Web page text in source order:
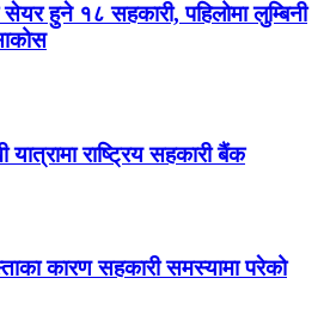
हुने १८ सहकारी, पहिलोमा लुम्बिनी
राष्ट्रिय सहकारी बैंक
कारण सहकारी समस्यामा परेको